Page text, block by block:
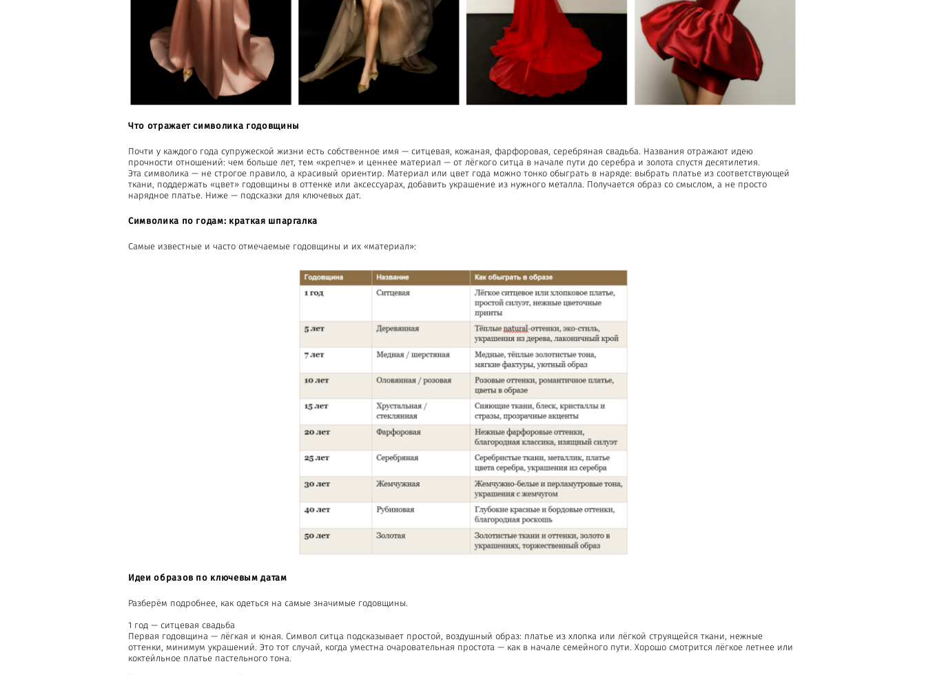
Что отражает символика годовщины
Почти у каждого года супружеской жизни есть собственное имя — ситцевая, кожаная, фарфоровая, серебряная свадьба. Названия отражают идею
прочности отношений: чем больше лет, тем «крепче» и ценнее материал — от лёгкого ситца в начале пути до серебра и золота спустя десятилетия.
Эта символика — не строгое правило, а красивый ориентир. Материал или цвет года можно тонко обыграть в наряде: выбрать платье из соответствующей
ткани, поддержать «цвет» годовщины в оттенке или аксессуарах, добавить украшение из нужного металла. Получается образ со смыслом, а не просто
нарядное платье. Ниже — подсказки для ключевых дат.
Символика по годам: краткая шпаргалка
Самые известные и часто отмечаемые годовщины и их «материал»:
Идеи образов по ключевым датам
Разберём подробнее, как одеться на самые значимые годовщины.
1 год — ситцевая свадьба
Первая годовщина — лёгкая и юная. Символ ситца подсказывает простой, воздушный образ: платье из хлопка или лёгкой струящейся ткани, нежные
оттенки, минимум украшений. Это тот случай, когда уместна очаровательная простота — как в начале семейного пути. Хорошо смотрится лёгкое летнее или
коктейльное платье пастельного тона.